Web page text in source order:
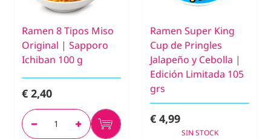
Ramen 8 Tipos Miso
Original | Sapporo
Ichiban 100 g
€ 2,40
Ramen Super King
Cup de Pringles
Jalapeño y Cebolla |
Edición Limitada 105
grs
€ 4,99
SIN STOCK